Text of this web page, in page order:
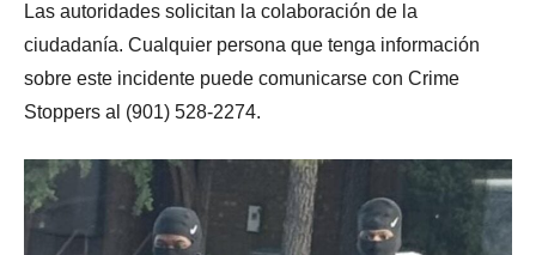
Las autoridades solicitan la colaboración de la
ciudadanía. Cualquier persona que tenga información
sobre este incidente puede comunicarse con Crime
Stoppers al (901) 528-2274.